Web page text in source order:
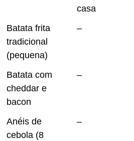
casa
Batata frita
tradicional
(pequena)
–
Batata com
cheddar e
bacon
–
Anéis de
cebola (8
–